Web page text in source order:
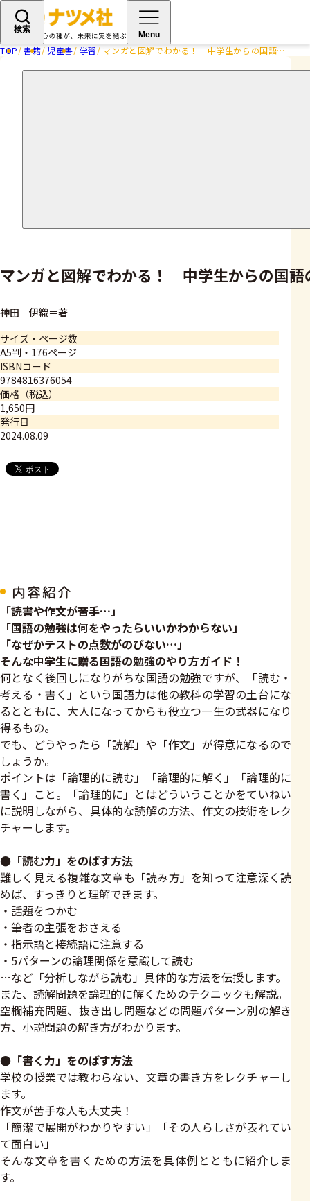
検索
Menu
TOP 書籍 児童書 学習 マンガと図解でわかる！ 中学生からの国語の勉強法
マンガと図解でわかる！ 中学生からの国語
神田 伊織＝著
サイズ・ページ数
A5判・176ページ
ISBNコード
9784816376054
価格（税込）
1,650円
発行日
2024.08.09
内容紹介
「読書や作文が苦手…」
「国語の勉強は何をやったらいいかわからない」
「なぜかテストの点数がのびない…」
そんな中学生に贈る国語の勉強のやり方ガイド！
何となく後回しになりがちな国語の勉強ですが、「読む・
考える・書く」という国語力は他の教科の学習の土台にな
るとともに、大人になってからも役立つ一生の武器になり
得るもの。
でも、どうやったら「読解」や「作文」が得意になるので
しょうか。
ポイントは「論理的に読む」「論理的に解く」「論理的に
書く」こと。「論理的に」とはどういうことかをていねい
に説明しながら、具体的な読解の方法、作文の技術をレク
チャーします。
●「読む力」をのばす方法
難しく見える複雑な文章も「読み方」を知って注意深く読
めば、すっきりと理解できます。
・話題をつかむ
・筆者の主張をおさえる
・指示語と接続語に注意する
・5パターンの論理関係を意識して読む
…など「分析しながら読む」具体的な方法を伝授します。
また、読解問題を論理的に解くためのテクニックも解説。
空欄補充問題、抜き出し問題などの問題パターン別の解き
方、小説問題の解き方がわかります。
●「書く力」をのばす方法
学校の授業では教わらない、文章の書き方をレクチャーし
ます。
作文が苦手な人も大丈夫！
「簡潔で展開がわかりやすい」「その人らしさが表れてい
て面白い」
そんな文章を書くための方法を具体例とともに紹介しま
す。